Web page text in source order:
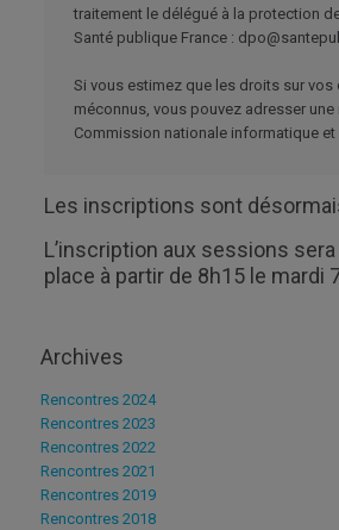
traitement le délégué à la protection
Santé publique France :
Si vous estimez que les droits sur vos
méconnus, vous pouvez adresser une
Commission nationale informatique et
Les inscriptions sont
L’inscription aux sessions
place à partir de 8h15 le mardi
Archives
Rencontres 2024
Rencontres 2023
Rencontres 2022
Rencontres 2021
Rencontres 2019
Rencontres 2018